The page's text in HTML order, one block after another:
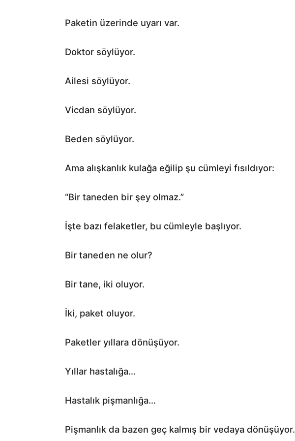
Paketin üzerinde uyarı var.
Doktor söylüyor.
Ailesi söylüyor.
Vicdan söylüyor.
Beden söylüyor.
Ama alışkanlık kulağa eğilip şu cümleyi fısıldıyor:
“Bir taneden bir şey olmaz.”
İşte bazı felaketler, bu cümleyle başlıyor.
Bir taneden ne olur?
Bir tane, iki oluyor.
İki, paket oluyor.
Paketler yıllara dönüşüyor.
Yıllar hastalığa…
Hastalık pişmanlığa…
Pişmanlık da bazen geç kalmış bir vedaya dönüşüyor.